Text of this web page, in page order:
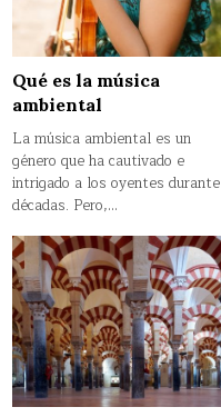
Qué es la música
ambiental
La música ambiental es un
género que ha cautivado e
intrigado a los oyentes durante
décadas. Pero,…